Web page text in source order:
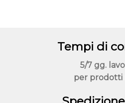
Tempi di
5/7 gg.
per prodotti